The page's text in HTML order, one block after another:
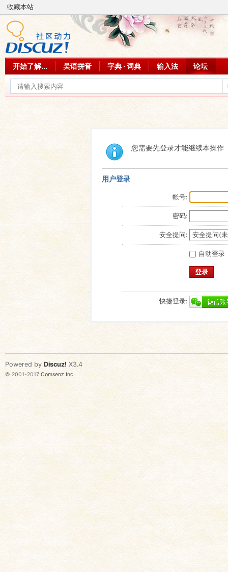
收藏本站
开始了解... 吴语拼音 字典 · 词典 输入法 论坛
您需要先登录才能继续本操作
用户登录
帐号:
密码:
安全提问:
自动登录
登录
快捷登录:
Powered by Discuz! X3.4
© 2001-2017 Comsenz Inc.